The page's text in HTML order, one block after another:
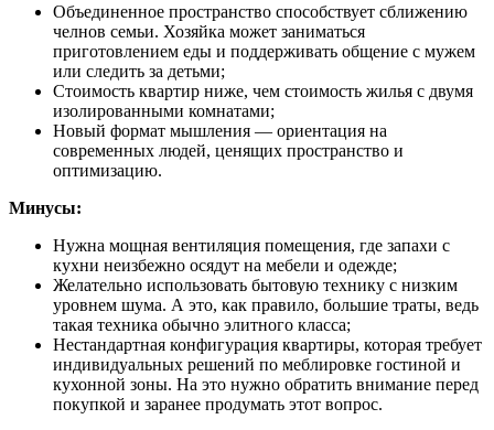
Объединенное пространство способствует сближению
челнов семьи. Хозяйка может заниматься
приготовлением еды и поддерживать общение с мужем
или следить за детьми;
Стоимость квартир ниже, чем стоимость жилья с двумя
изолированными комнатами;
Новый формат мышления — ориентация на
современных людей, ценящих пространство и
оптимизацию.
Минусы:
Нужна мощная вентиляция помещения, где запахи с
кухни неизбежно осядут на мебели и одежде;
Желательно использовать бытовую технику с низким
уровнем шума. А это, как правило, большие траты, ведь
такая техника обычно элитного класса;
Нестандартная конфигурация квартиры, которая требует
индивидуальных решений по меблировке гостиной и
кухонной зоны. На это нужно обратить внимание перед
покупкой и заранее продумать этот вопрос.